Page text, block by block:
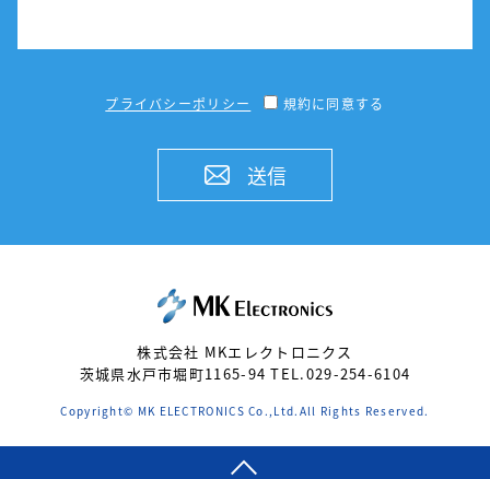
プライバシーポリシー 規約に同意する
送信
株式会社 MKエレクトロニクス
茨城県水戸市堀町1165-94 TEL.029-254-6104
Copyright© MK ELECTRONICS Co.,Ltd.All Rights Reserved.